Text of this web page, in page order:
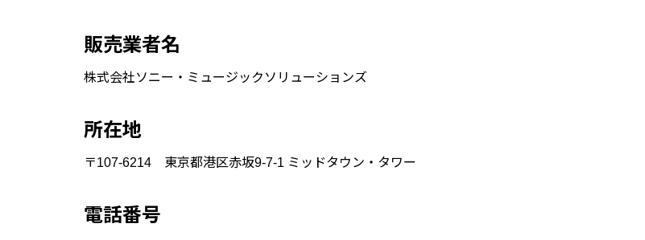
販売業者名
株式会社ソニー・ミュージックソリューションズ
所在地
〒107-6214 東京都港区赤坂9-7-1 ミッドタウン・タワー
電話番号